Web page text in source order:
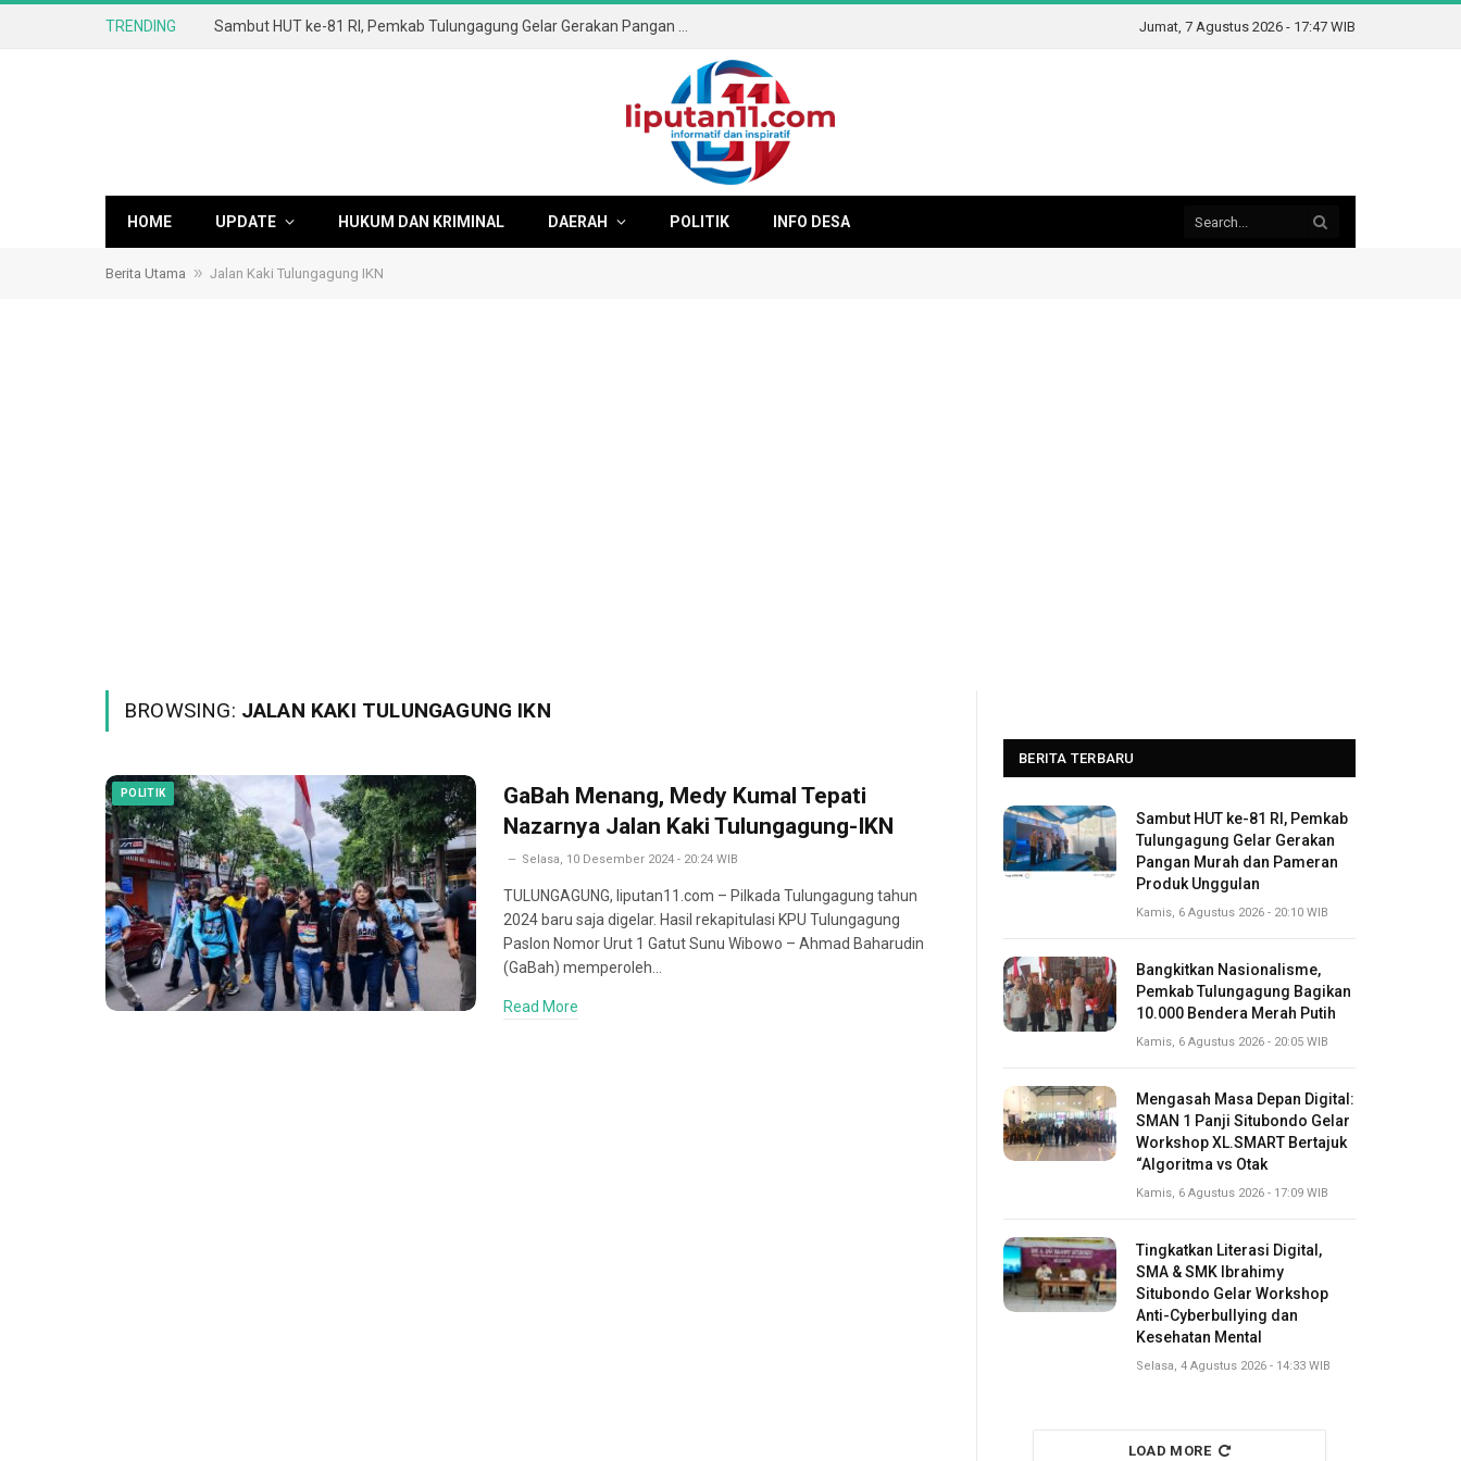
TRENDING Jumat, 7 Agustus 2026 - 17:47 WIB
HOME UPDATE HUKUM DAN KRIMINAL DAERAH POLITIK INFO DESA
Berita Utama » Jalan Kaki Tulungagung IKN
BROWSING: JALAN KAKI TULUNGAGUNG IKN
POLITIK
GaBah Menang, Medy Kumal Tepati
Nazarnya Jalan Kaki Tulungagung-IKN
Selasa, 10 Desember 2024 - 20:24 WIB
TULUNGAGUNG, liputan11.com – Pilkada Tulungagung tahun
2024 baru saja digelar. Hasil rekapitulasi KPU Tulungagung
Paslon Nomor Urut 1 Gatut Sunu Wibowo – Ahmad Baharudin
(GaBah) memperoleh…
Read More
BERITA TERBARU
Sambut HUT ke-81 RI, Pemkab
Tulungagung Gelar Gerakan
Pangan Murah dan Pameran
Produk Unggulan
Kamis, 6 Agustus 2026 - 20:10 WIB
Bangkitkan Nasionalisme,
Pemkab Tulungagung Bagikan
10.000 Bendera Merah Putih
Kamis, 6 Agustus 2026 - 20:05 WIB
Mengasah Masa Depan Digital:
SMAN 1 Panji Situbondo Gelar
Workshop XL.SMART Bertajuk
“Algoritma vs Otak
Kamis, 6 Agustus 2026 - 17:09 WIB
Tingkatkan Literasi Digital,
SMA & SMK Ibrahimy
Situbondo Gelar Workshop
Anti-Cyberbullying dan
Kesehatan Mental
Selasa, 4 Agustus 2026 - 14:33 WIB
LOAD MORE